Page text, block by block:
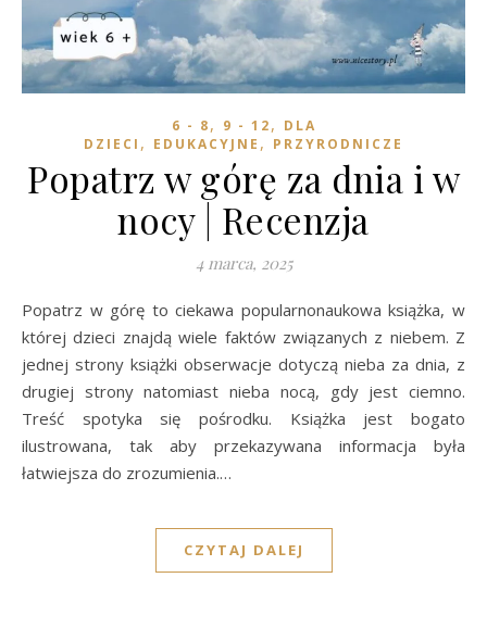
6 - 8, 9 - 12, DLA
DZIECI , EDUKACYJNE , PRZYRODNICZE
Popatrz w górę za dnia i w
nocy | Recenzja
4 marca, 2025
Popatrz w górę to ciekawa popularnonaukowa książka, w
której dzieci znajdą wiele faktów związanych z niebem. Z
jednej strony książki obserwacje dotyczą nieba za dnia, z
drugiej strony natomiast nieba nocą, gdy jest ciemno.
Treść spotyka się pośrodku. Książka jest bogato
ilustrowana, tak aby przekazywana informacja była
łatwiejsza do zrozumienia.…
CZYTAJ DALEJ